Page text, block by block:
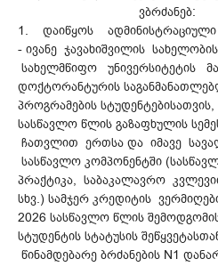
ვბრძანებ:
1. დაიწყოს ადმინისტრაციული
- ივანე ჯავახიშვილის
სახელმწიფო უნივერსიტეტის
დოქტორანტურის
პროგრამების
სასწავლო წლის გაზაფხულის
ჩათვლით ერთსა და იმავე
სასწავლო კომპონენტში
პრაქტიკა, საბაკალავრო
სხვ.) სამჯერ კრედიტის
2026 სასწავლო წლის
სტუდენტის სტატუსის
წინამდებარე ბრძანების N1